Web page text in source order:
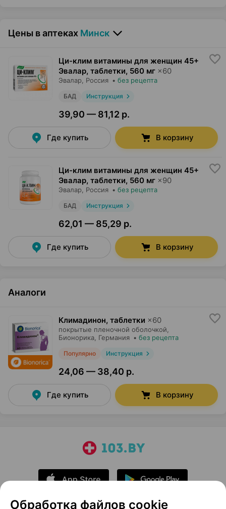
Цены в аптеках Минск
Ци-клим витамины для женщин 45+
Эвалар, таблетки, 560 мг ×60
Эвалар, Россия • без рецепта
БАД Инструкция
39,90 — 81,12 р.
Где купить В корзину
Ци-клим витамины для женщин 45+
Эвалар, таблетки, 560 мг ×90
Эвалар, Россия • без рецепта
БАД Инструкция
62,01 — 85,29 р.
Где купить В корзину
Аналоги
Климадинон, таблетки ×60
покрытые пленочной оболочкой,
Бионорика, Германия • без рецепта
Популярно Инструкция
24,06 — 38,40 р.
Где купить В корзину
Обработка файлов cookie